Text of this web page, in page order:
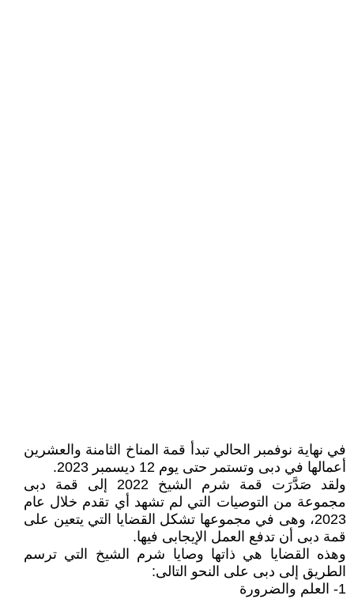
في نهاية نوفمبر الحالي تبدأ قمة المناخ الثامنة والعشرين
أعمالها في دبى وتستمر حتى يوم 12 ديسمبر 2023.
ولقد صَدَّرَت قمة شرم الشيخ 2022 إلى قمة دبى
مجموعة من التوصيات التي لم تشهد أي تقدم خلال عام
2023، وهى في مجموعها تشكل القضايا التي يتعين على
قمة دبى أن تدفع العمل الإيجابى فيها.
وهذه القضايا هي ذاتها وصايا شرم الشيخ التي ترسم
الطريق إلى دبى على النحو التالى:
1- العلم والضرورة